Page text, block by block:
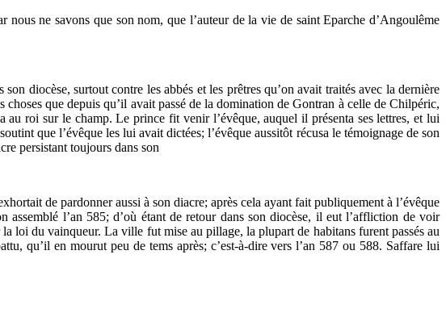
ne savons que son nom, que l’auteur de la vie de saint Eparche d’Angoulême
diocèse, surtout contre les abbés et les prêtres qu’on avait traités avec la dernière
que depuis qu’il avait passé de la domination de Gontran à celle de Chilpéric,
roi sur le champ. Le prince fit venir l’évêque, auquel il présenta ses lettres, et lui
que l’évêque les lui avait dictées; l’évêque aussitôt récusa le témoignage de son
persistant toujours dans son
de pardonner aussi à son diacre; après cela ayant fait publiquement à l’évêque
l’an 585; d’où étant de retour dans son diocèse, il eut l’affliction de voir
loi du vainqueur. La ville fut mise au pillage, la plupart de habitans furent passés au
qu’il en mourut peu de tems après; c’est-à-dire vers l’an 587 ou 588. Saffare lui